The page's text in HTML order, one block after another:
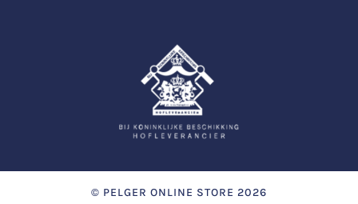
© PELGER ONLINE STORE 2026